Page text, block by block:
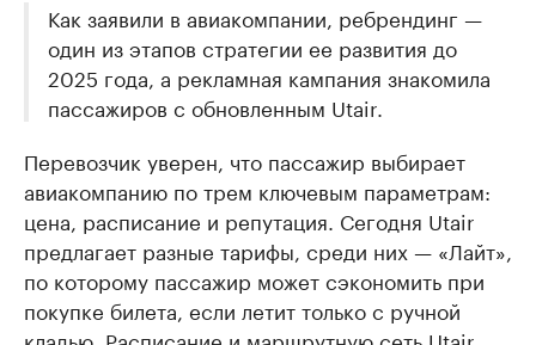
Как заявили в авиакомпании, ребрендинг —
один из этапов стратегии ее развития до
2025 года, а рекламная кампания знакомила
пассажиров с обновленным Utair.
Перевозчик уверен, что пассажир выбирает
авиакомпанию по трем ключевым параметрам:
цена, расписание и репутация. Сегодня Utair
предлагает разные тарифы, среди них — «Лайт»,
по которому пассажир может сэкономить при
покупке билета, если летит только с ручной